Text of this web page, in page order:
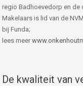
regio Badhoevedorp en de
Makelaars is lid van de
bij Funda;
lees meer
De kwaliteit van